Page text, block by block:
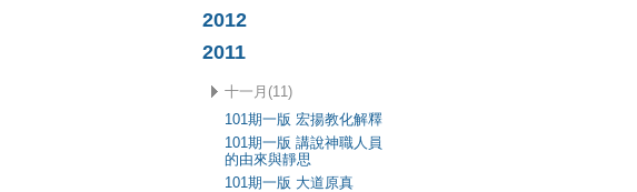
2012
2011
十一月(11)
101期一版 宏揚教化解釋
101期一版 講說神職人員
的由來與靜思
101期一版 大道原真